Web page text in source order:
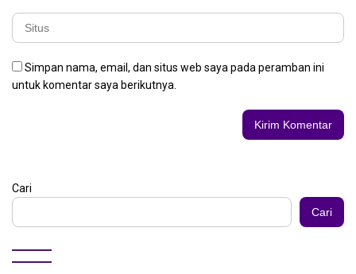
Simpan nama, email, dan situs web saya pada peramban ini
untuk komentar saya berikutnya.
Cari
Cari